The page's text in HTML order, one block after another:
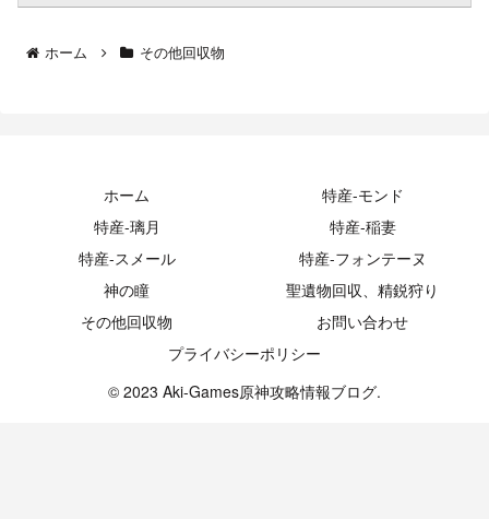
ホーム その他回収物
ホーム
特産-モンド
特産-璃月
特産-稲妻
特産-スメール
特産-フォンテーヌ
神の瞳
聖遺物回収、精鋭狩り
その他回収物
お問い合わせ
プライバシーポリシー
© 2023 Aki-Games原神攻略情報ブログ.